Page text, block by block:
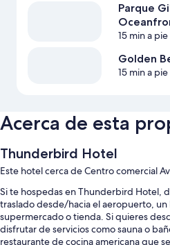
Parque
15 min a pie
Golden
15 min a pie
Acerca de esta
Thunderbird Hotel
Este hotel cerca de Centro comercial
Si te hospedas en Thunderbird Hotel,
traslado desde/hacia el aeropuerto, un
supermercado o tienda. Si quieres
disfrutar de servicios como sauna o
restaurante de cocina americana que